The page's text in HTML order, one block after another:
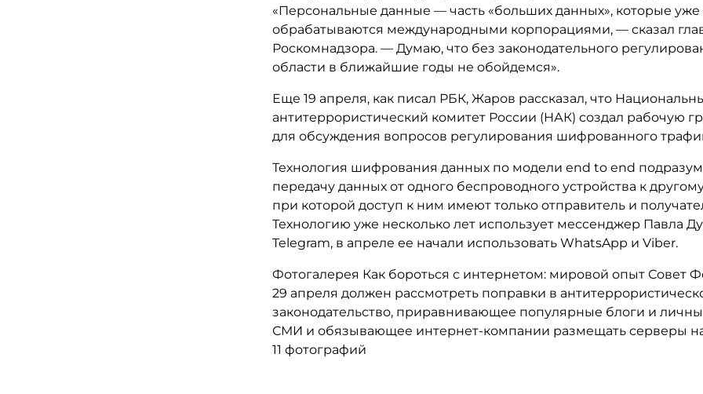
«Персональные данные — часть «больших данных», которые уже
обрабатываются международными корпорациями, — сказал
Роскомнадзора. — Думаю, что без законодательного
области в ближайшие годы не обойдемся».
Еще 19 апреля, как писал РБК, Жаров рассказал, что
антитеррористический комитет России (НАК) создал рабочую
для обсуждения вопросов регулирования шифрованного
Технология шифрования данных по модели end to end
передачу данных от одного беспроводного устройства к
при которой доступ к ним имеют только отправитель и
Технологию уже несколько лет использует мессенджер Павла
Telegram, в апреле ее начали использовать WhatsApp и Viber.
Фотогалерея Как бороться с интернетом: мировой опыт Совет
29 апреля должен рассмотреть поправки в
законодательство, приравнивающее популярные блоги и
СМИ и обязывающее интернет-компании размещать серверы
11 фотографий